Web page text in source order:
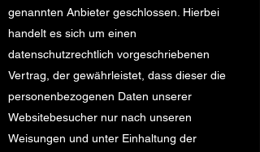
genannten Anbieter geschlossen. Hierbei
handelt es sich um einen
datenschutzrechtlich vorgeschriebenen
Vertrag, der gewährleistet, dass dieser die
personenbezogenen Daten unserer
Websitebesucher nur nach unseren
Weisungen und unter Einhaltung der